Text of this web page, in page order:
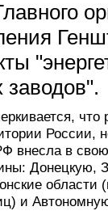
что
России,
внесла в
Донецкую,
области
и